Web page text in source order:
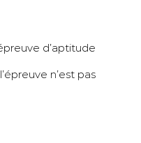
d’aptitude
n’est pas